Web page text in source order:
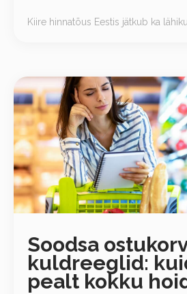
Kiire hinnatõus Eestis jätkub ka
Soodsa
kuldreeglid:
pealt kokku